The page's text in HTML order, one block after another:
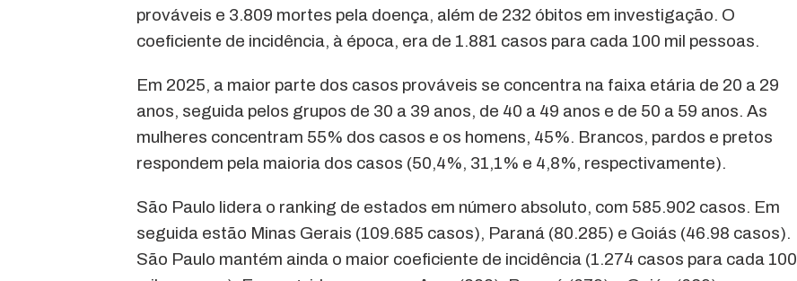
prováveis e 3.809 mortes pela doença, além de 232 óbitos em investigação. O
coeficiente de incidência, à época, era de 1.881 casos para cada 100 mil pessoas.
Em 2025, a maior parte dos casos prováveis se concentra na faixa etária de 20 a 29
anos, seguida pelos grupos de 30 a 39 anos, de 40 a 49 anos e de 50 a 59 anos. As
mulheres concentram 55% dos casos e os homens, 45%. Brancos, pardos e pretos
respondem pela maioria dos casos (50,4%, 31,1% e 4,8%, respectivamente).
São Paulo lidera o ranking de estados em número absoluto, com 585.902 casos. Em
seguida estão Minas Gerais (109.685 casos), Paraná (80.285) e Goiás (46.98 casos).
São Paulo mantém ainda o maior coeficiente de incidência (1.274 casos para cada 100